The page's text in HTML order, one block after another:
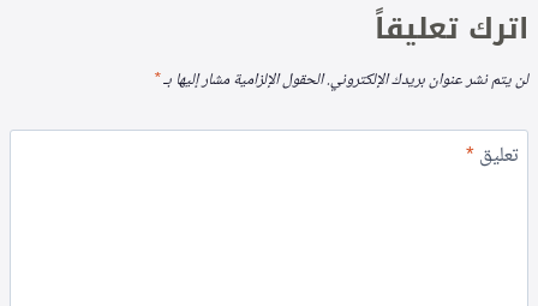
اترك تعليقاً
لن يتم نشر عنوان بريدك الإلكتروني.الحقول الإلزامية مشار إليها بـ*
تعليق*